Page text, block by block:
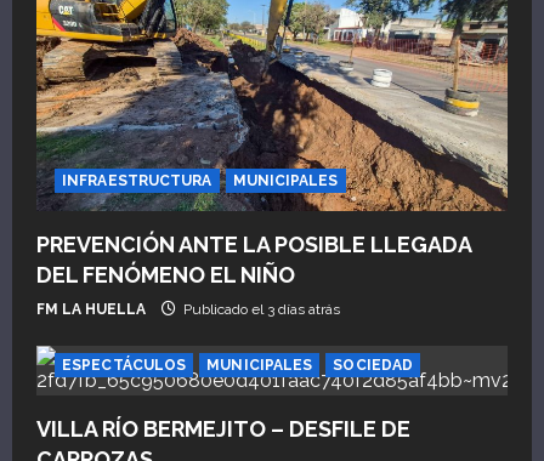
INFRAESTRUCTURA MUNICIPALES
PREVENCIÓN ANTE LA POSIBLE LLEGADA
DEL FENÓMENO EL NIÑO
FM LA HUELLA Publicado el 3 días atrás
ESPECTÁCULOS MUNICIPALES SOCIEDAD
VILLA RÍO BERMEJITO – DESFILE DE